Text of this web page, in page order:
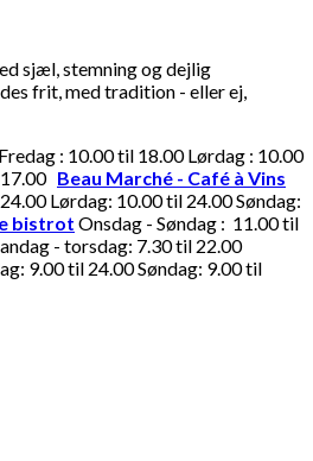
sjæl, stemning og dejlig
frit, med tradition - eller ej,
: 10.00 til 18.00 Lørdag : 10.00
Beau Marché - Café à Vins
Lørdag: 10.00 til 24.00 Søndag:
bistrot Onsdag - Søndag : 11.00 til
- torsdag: 7.30 til 22.00
9.00 til 24.00 Søndag: 9.00 til